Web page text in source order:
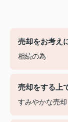
売却をお考え
相続の為
売却をする上
すみやかな売却